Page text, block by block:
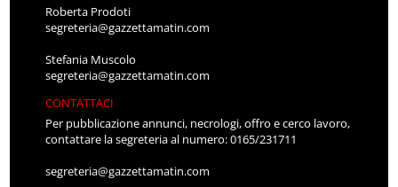
Roberta Prodoti
segreteria@gazzettamatin.com
Stefania Muscolo
segreteria@gazzettamatin.com
CONTATTACI
Per pubblicazione annunci, necrologi, offro e cerco lavoro,
contattare la segreteria al numero: 0165/231711
segreteria@gazzettamatin.com